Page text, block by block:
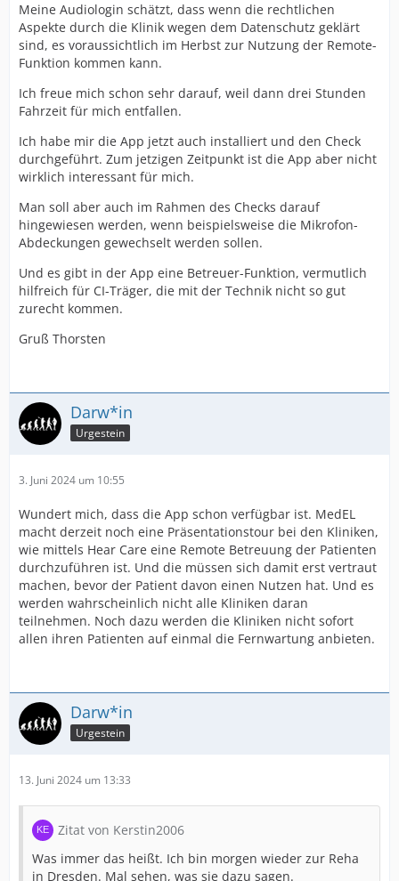
Meine Audiologin schätzt, dass wenn die rechtlichen
Aspekte durch die Klinik wegen dem Datenschutz geklärt
sind, es voraussichtlich im Herbst zur Nutzung der Remote-
Funktion kommen kann.
Ich freue mich schon sehr darauf, weil dann drei Stunden
Fahrzeit für mich entfallen.
Ich habe mir die App jetzt auch installiert und den Check
durchgeführt. Zum jetzigen Zeitpunkt ist die App aber nicht
wirklich interessant für mich.
Man soll aber auch im Rahmen des Checks darauf
hingewiesen werden, wenn beispielsweise die Mikrofon-
Abdeckungen gewechselt werden sollen.
Und es gibt in der App eine Betreuer-Funktion, vermutlich
hilfreich für CI-Träger, die mit der Technik nicht so gut
zurecht kommen.
Gruß Thorsten
Darw*in
Urgestein
3. Juni 2024 um 10:55
Wundert mich, dass die App schon verfügbar ist. MedEL
macht derzeit noch eine Präsentationstour bei den Kliniken,
wie mittels Hear Care eine Remote Betreuung der Patienten
durchzuführen ist. Und die müssen sich damit erst vertraut
machen, bevor der Patient davon einen Nutzen hat. Und es
werden wahrscheinlich nicht alle Kliniken daran
teilnehmen. Noch dazu werden die Kliniken nicht sofort
allen ihren Patienten auf einmal die Fernwartung anbieten.
Darw*in
Urgestein
13. Juni 2024 um 13:33
Zitat von Kerstin2006
Was immer das heißt. Ich bin morgen wieder zur Reha
in Dresden. Mal sehen, was sie dazu sagen.